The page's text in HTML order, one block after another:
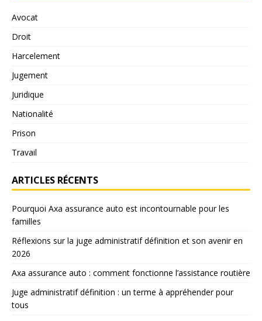
Avocat
Droit
Harcelement
Jugement
Juridique
Nationalité
Prison
Travail
ARTICLES RÉCENTS
Pourquoi Axa assurance auto est incontournable pour les
familles
Réflexions sur la juge administratif définition et son avenir en
2026
Axa assurance auto : comment fonctionne l’assistance routière
Juge administratif définition : un terme à appréhender pour
tous